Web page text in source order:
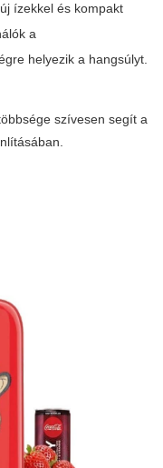
ízekkel és kompakt
a
helyezik a hangsúlyt.
szívesen segít a